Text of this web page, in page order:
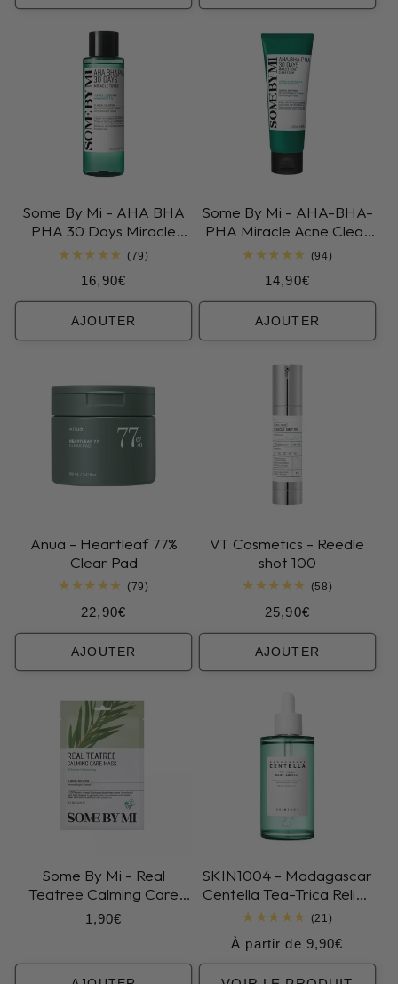
Some By Mi - AHA BHA
PHA 30 Days Miracle
Toner
(79)79
Prix
habituel
16,90€
AJOUTER
Some By Mi - AHA-BHA-
PHA Miracle Acne Clear
Foam
(94)94
Prix
habituel
14,90€
AJOUTER
Anua - Heartleaf 77%
Clear Pad
(79)79
Prix
habituel
22,90€
AJOUTER
VT Cosmetics - Reedle
shot 100
(58)58
Prix
habituel
25,90€
AJOUTER
Some By Mi - Real
Teatree Calming Care
Mask
Prix
1,90€
SKIN1004 - Madagascar
Centella Tea-Trica Relief
Ampoule(21)21
des
Prix
habituel
À partir de 9,90€